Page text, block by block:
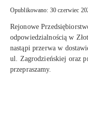
Opublikowano: 30 czerwiec
Rejonowe
odpowiedzialnością w
nastąpi przerwa w
ul. Zagrodzieńskiej oraz
przepraszamy.